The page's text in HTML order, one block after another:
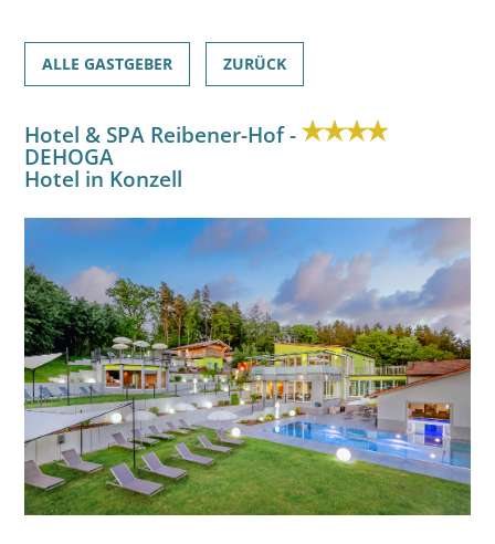
ALLE GASTGEBER ZURÜCK
Hotel & SPA Reibener-Hof -
DEHOGA
Hotel in Konzell